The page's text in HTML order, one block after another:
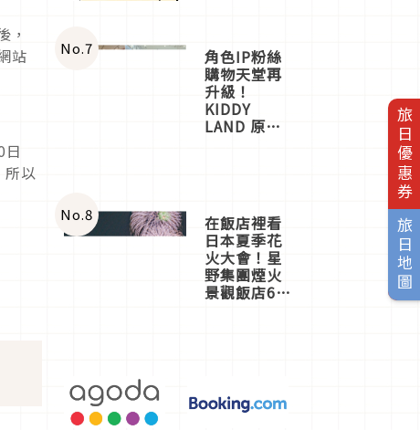
旅日優惠券
旅日地圖
，
站
所以
一同給出了
答案
No.7 角色IP粉絲
購物天堂再
升級！
KIDDY
LAND 原宿
店3分即達
No.8 在飯店裡看
日本夏季花
火大會！星
野集團煙火
景觀飯店6